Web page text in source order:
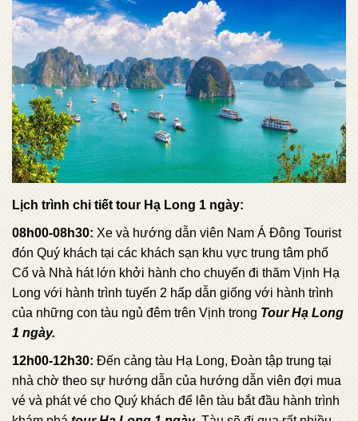
Lịch trình chi tiết tour Hạ Long 1 ngày:
08h00-08h30: Xe và hướng dẫn viên Nam Á Đông Tourist
đón Quý khách tại các khách sạn khu vực trung tâm phố
Cổ và Nhà hát lớn khởi hành cho chuyến đi thăm Vịnh Hạ
Long với hành trình tuyến 2 hấp dẫn giống với hành trình
của những con tàu ngủ đêm trên Vịnh trong Tour Hạ Long
1 ngày.
12h00-12h30: Đến cảng tàu Hạ Long, Đoàn tập trung tại
nhà chờ theo sự hướng dẫn của hướng dẫn viên đợi mua
vé và phát vé cho Quý khách để lên tàu bắt đầu hành trình